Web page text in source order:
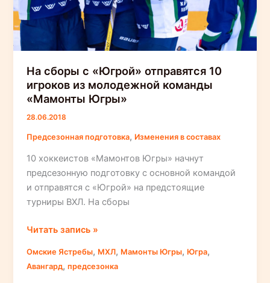
На сборы с «Югрой» отправятся 10
игроков из молодежной команды
«Мамонты Югры»
28.06.2018
Предсезонная подготовка, Изменения в составах
10 хоккеистов «Мамонтов Югры» начнут
предсезонную подготовку с основной командой
и отправятся с «Югрой» на предстоящие
турниры ВХЛ. На сборы
На
с
«Югрой»
Читать запись »
Омские Ястребы, МХЛ, Мамонты Югры, Югра,
Авангард,предсезонка